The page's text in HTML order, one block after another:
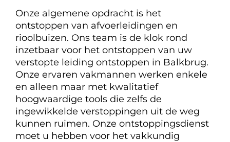
Onze algemene opdracht is het
ontstoppen van afvoerleidingen en
rioolbuizen. Ons team is de klok rond
inzetbaar voor het ontstoppen van uw
verstopte leiding ontstoppen in Balkbrug.
Onze ervaren vakmannen werken enkele
en alleen maar met kwalitatief
hoogwaardige tools die zelfs de
ingewikkelde verstoppingen uit de weg
kunnen ruimen. Onze ontstoppingsdienst
moet u hebben voor het vakkundig